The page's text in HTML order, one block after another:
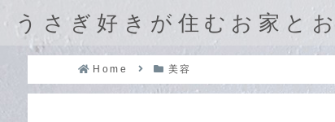
うさぎ好きが住むお家と
Home 美容